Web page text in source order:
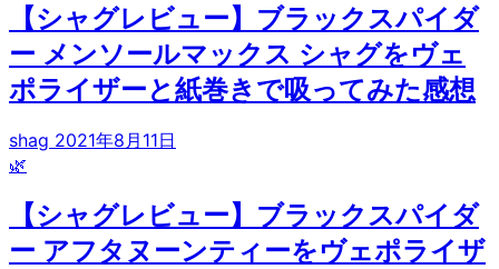
【シャグレビュー】ブラックスパイダ
ー メンソールマックス シャグをヴェ
ポライザーと紙巻きで吸ってみた感想
shag 2021年8月11日
🌿
【シャグレビュー】ブラックスパイダ
ー アフタヌーンティーをヴェポライザ